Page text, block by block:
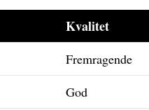
Kvalitet
Fremragende
God